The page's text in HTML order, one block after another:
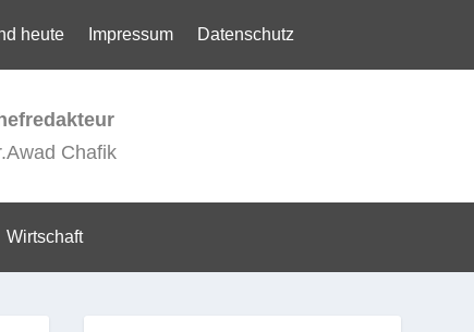
heute Impressum Datenschutz
Chafik
Wirtschaft